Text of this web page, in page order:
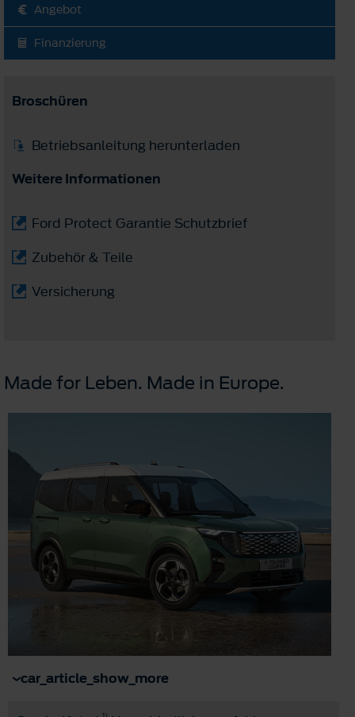
Angebot
Finanzierung
Broschüren
Betriebsanleitung herunterladen
Weitere Informationen
Ford Protect Garantie Schutzbrief
Zubehör & Teile
Versicherung
Made for Leben. Made in Europe.
car_article_show_more